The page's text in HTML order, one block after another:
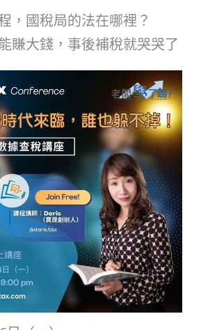
，國稅局的法在哪裡？
賺大錢，事後補稅就哭哭了